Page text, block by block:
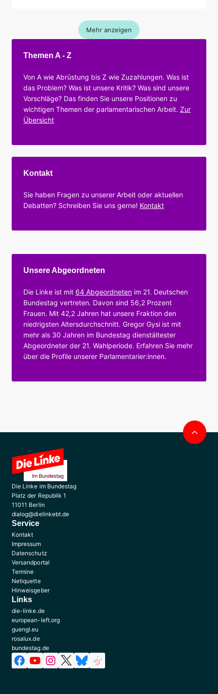
Mehr anzeigen
Themen A - Z
Von A wie Abrüstung bis Z wie Zuzahlungen. Was ist
das Problem? Was ist unsere Kritik? Was sind unsere
Vorschläge? Das finden Sie unsere Positionen zu
wichtigen Themen der parlamentarischen Arbeit. Zur
Übersicht
Kontakt
Sie haben Fragen zu unserer Arbeit oder aktuellen
Debatten? Schreiben Sie uns gerne! Kontakt
Unsere Abgeordneten
Die Linke ist mit 64 Abgeordneten im 21. Deutschen
Bundestag vertreten. Davon sind 56,2 Prozent
Frauen. Mit 42,2 Jahren hat unsere Fraktion den
niedrigsten Altersdurchschnitt. Gregor Gysi ist mit
mehr als 30 Jahren im Bundestag dienstältester
Abgeordneter der 21. Wahlperiode. Erfahren Sie mehr
über die Profile unserer Parlamentarier:innen.
Die Linke im Bundestag
Platz der Republik 1
11011 Berlin
dialog@dielinkebt.de
Service
Kontakt
Impressum
Datenschutz
Versandportal
Termine
Netiquette
Hinweisgeber
Links
die-linke.de
european-left.org
guengl.eu
rosalux.de
bundestag.de